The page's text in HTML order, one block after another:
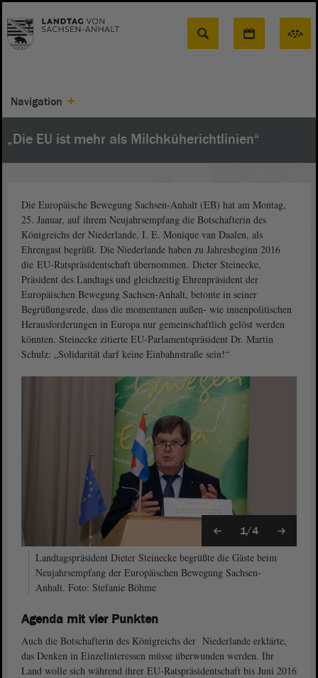
Suche
Navigation
„Die EU ist mehr als Milchküherichtlinien“
Die Europäische Bewegung Sachsen-Anhalt (EB) hat am Montag,
25. Januar, auf ihrem Neujahrsempfang die Botschafterin des
Königreichs der Niederlande, I. E. Monique van Daalen, als
Ehrengast begrüßt. Die Niederlande haben zu Jahresbeginn 2016
die EU-Ratspräsidentschaft übernommen. Dieter Steinecke,
Präsident des Landtags und gleichzeitig Ehrenpräsident der
Europäischen Bewegung Sachsen-Anhalt, betonte in seiner
Begrüßungsrede, dass die momentanen außen- wie innenpolitischen
Herausforderungen in Europa nur gemeinschaftlich gelöst werden
könnten. Steinecke zitierte EU-Parlamentspräsident Dr. Martin
Schulz: „Solidarität darf keine Einbahnstraße sein!“
1/4
Landtagspräsident Dieter Steinecke begrüßte die Gäste beim
Neujahrsempfang der Europäischen Bewegung Sachsen-
Anhalt. Foto: Stefanie Böhme
Agenda mit vier Punkten
Auch die Botschafterin des Königreichs der Niederlande erklärte,
das Denken in Einzelinteressen müsse überwunden werden. Ihr
Land wolle sich während ihrer EU-Ratspräsidentschaft bis Juni 2016